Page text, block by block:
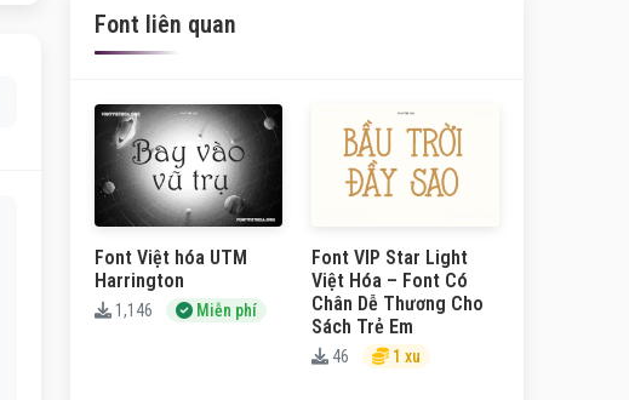
Font liên quan
Font Việt hóa UTM
Harrington
1,146 Miễn phí
Font VIP Star Light
Việt Hóa – Font Có
Chân Dễ Thương Cho
Sách Trẻ Em
46 1 xu